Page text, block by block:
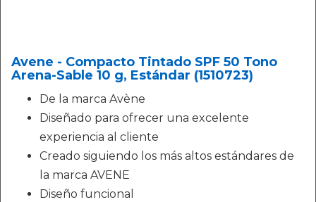
Avene - Compacto Tintado SPF 50 Tono
Arena-Sable 10 g, Estándar (1510723)
De la marca Avène
Diseñado para ofrecer una excelente
experiencia al cliente
Creado siguiendo los más altos estándares de
la marca AVENE
Diseño funcional